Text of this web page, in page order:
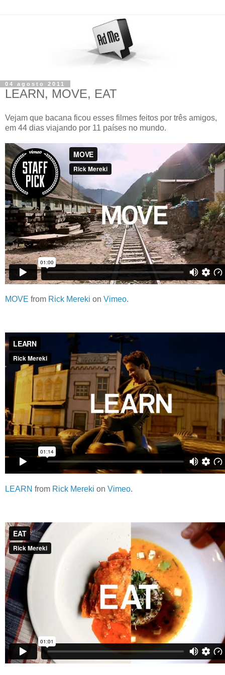
04 agosto 2011
LEARN, MOVE, EAT
Vejam que bacana ficou esses filmes feitos por três amigos,
em 44 dias viajando por 11 países no mundo.
MOVE from Rick Mereki on Vimeo.
LEARN from Rick Mereki on Vimeo.